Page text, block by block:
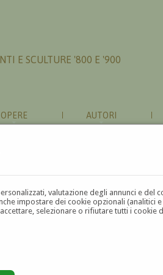
valutazione degli annunci e
impostare dei cookie opzionali
selezionare o rifiutare tutti i
E SCULTURE '800 E '900
OPERE AUTORI
H I J K L M N O P